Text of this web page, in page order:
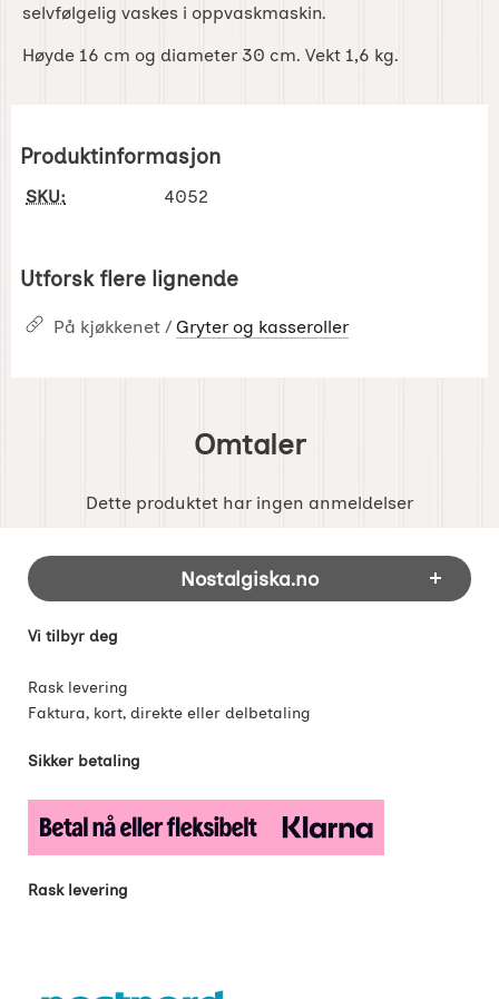
selvfølgelig vaskes i oppvaskmaskin.
Høyde 16 cm og diameter 30 cm. Vekt 1,6 kg.
Produktinformasjon
SKU: 4052
Utforsk flere lignende
På kjøkkenet / Gryter og kasseroller
Omtaler
Dette produktet har ingen anmeldelser
Footer-innhold Blandet informasjon og
Nostalgiska.no
Vi tilbyr deg
Rask levering
Faktura, kort, direkte eller delbetaling
Sikker betaling
Rask levering